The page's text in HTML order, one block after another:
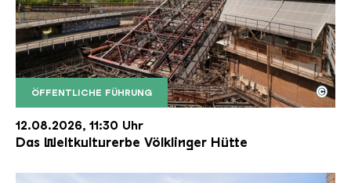
ÖFFENTLICHE FÜHRUNG
Der Erzschrägaufzug der Völklinger Hütte mit
Copyright: Weltkulturerbe Völklinger Hütte | Karl
©
12.08.2026, 11:30 Uhr
Das Weltkulturerbe Völklinger Hütte